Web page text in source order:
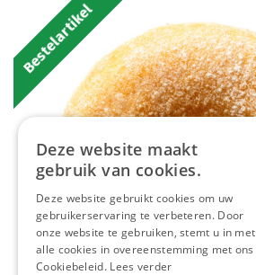
Bestelartikel
Deze website maakt
gebruik van cookies.
Deze website gebruikt cookies om uw
gebruikerservaring te verbeteren. Door
onze website te gebruiken, stemt u in met
alle cookies in overeenstemming met ons
Cookiebeleid. Lees verder